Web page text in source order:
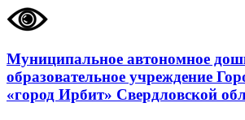
Муниципальное автономное
образовательное учреждение
«город Ирбит» Свердловской